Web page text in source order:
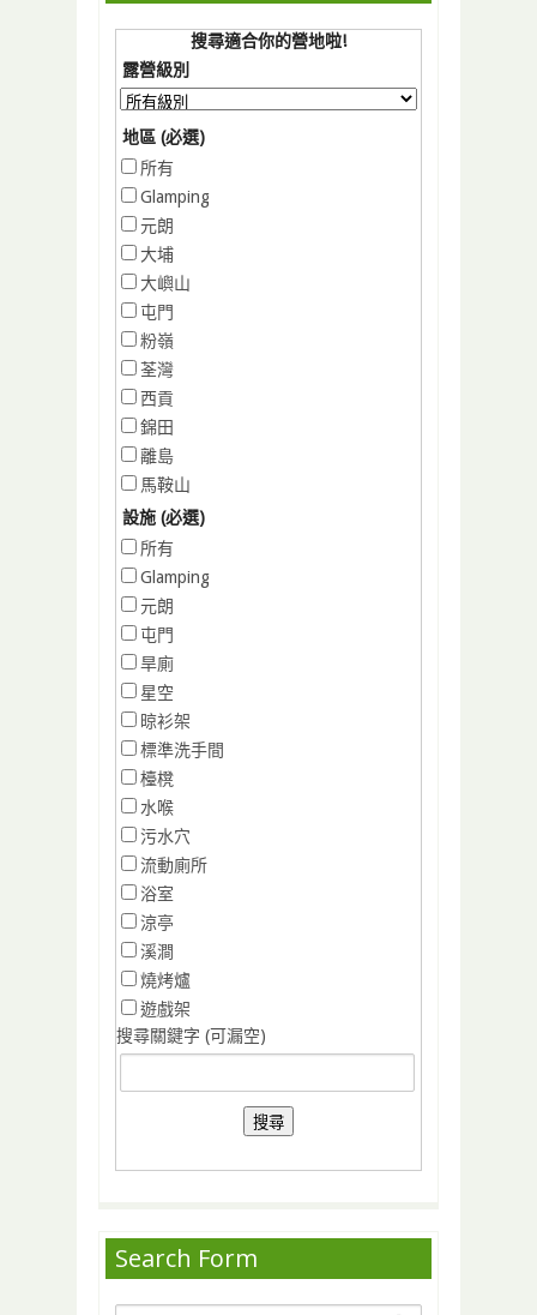
搜尋適合你的營地啦!
露營級別
地區 (必選)
所有
Glamping
元朗
大埔
大嶼山
屯門
粉嶺
荃灣
西貢
錦田
離島
馬鞍山
設施 (必選)
所有
Glamping
元朗
屯門
旱廁
星空
晾衫架
標準洗手間
檯櫈
水喉
污水穴
流動廁所
浴室
涼亭
溪澗
燒烤爐
遊戲架
搜尋關鍵字 (可漏空)
Search Form